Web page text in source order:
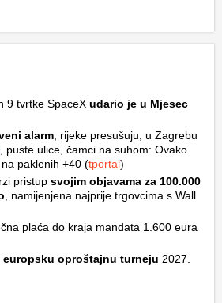
9 tvrtke SpaceX udario je u Mjesec
alarm , rijeke presušuju, u Zagrebu
puste ulice, čamci na suhom: Ovako
paklenih +40 (tportal)
pristup svojim objavama za 100.000
, namijenjena najprije trgovcima s Wall
plaća do kraja mandata 1.600 eura
europsku oproštajnu turneju 2027.